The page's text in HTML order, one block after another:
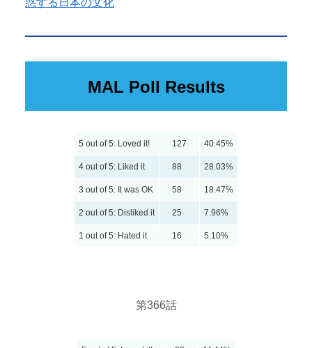
惑する日本の文化
MAL Poll Results
5 out of 5: Loved it! 127 40.45%
4 out of 5: Liked it 88 28.03%
3 out of 5: It was OK 58 18.47%
2 out of 5: Disliked it 25 7.96%
1 out of 5: Hated it 16 5.10%
第366話